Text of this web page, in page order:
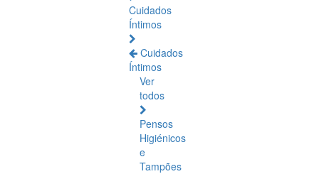
Cuidados
Íntimos
Cuidados
Íntimos
Ver
todos
Pensos
Higiénicos
e
Tampões